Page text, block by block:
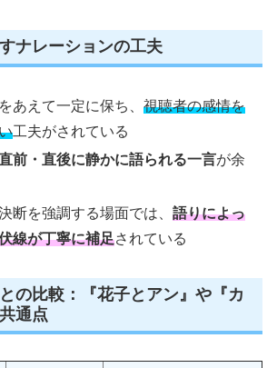
ナレーションの工夫
あえて一定に保ち、視聴者の感情を
工夫がされている
前・直後に静かに語られる一言が余
断を強調する場面では、語りによっ
線が丁寧に補足されている
の比較：『花子とアン』や『カ
通点